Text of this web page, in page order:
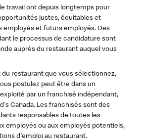
travail ont depuis longtemps pour
justes, équitables et
employés et futurs employés. Des
le processus de candidature sont
auprès du restaurant auquel vous
restaurant que vous sélectionnez,
postulez peut être dans un
par un franchisé indépendant,
Canada. Les franchisés sont des
responsables de toutes les
employés ou aux employés potentiels,